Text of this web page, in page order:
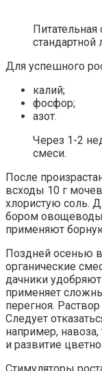
стандартной
Для успешного
калий;
фосфор;
азот.
Через 1-2
смеси.
После
всходы 10 г
хлористую соль.
бором овощеводы
применяют
Поздней осенью
органические
дачники
применяет
перегноя.
Следует
например, навоза,
и развитие